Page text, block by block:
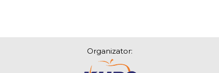
Organizator: